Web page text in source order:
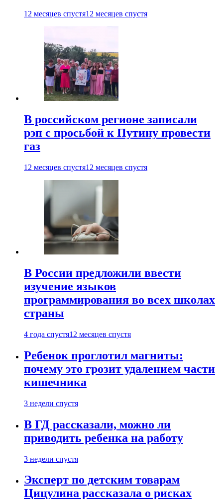
12 месяцев спустя12 месяцев спустя
В российском регионе записали
рэп с просьбой к Путину провести
газ
12 месяцев спустя12 месяцев спустя
В России предложили ввести
изучение языков
программирования во всех школах
страны
4 года спустя12 месяцев спустя
Ребенок проглотил магниты:
почему это грозит удалением части
кишечника
3 недели спустя
В ГД рассказали, можно ли
приводить ребенка на работу
3 недели спустя
Эксперт по детским товарам
Цицулина рассказала о рисках